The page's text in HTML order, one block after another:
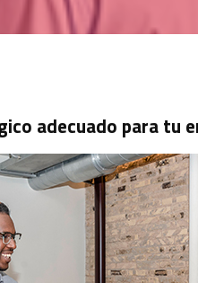
adecuado para tu